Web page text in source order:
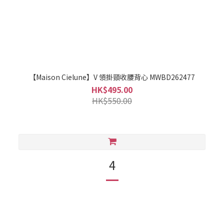
【Maison Cielune】V 領掛頸收腰背心 MWBD262477
HK$495.00
HK$550.00
4